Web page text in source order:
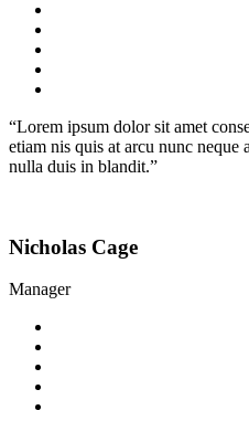
“Lorem ipsum dolor sit amet
etiam nis quis at arcu nunc neque
nulla duis in blandit.”
Nicholas Cage
Manager